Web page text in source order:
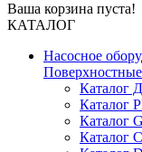
Ваша корзина пуста!
КАТАЛОГ
Насосное
Каталог
Каталог
Каталог